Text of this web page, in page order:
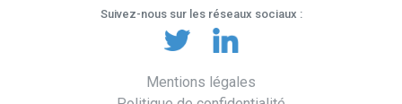
Suivez-nous sur les réseaux sociaux :
Mentions légales